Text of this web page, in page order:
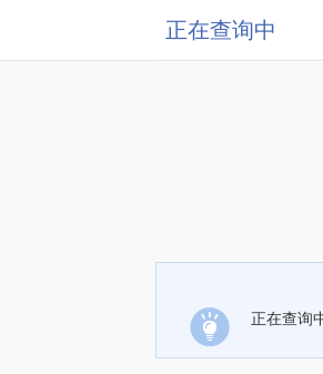
正在查询中
正在查询